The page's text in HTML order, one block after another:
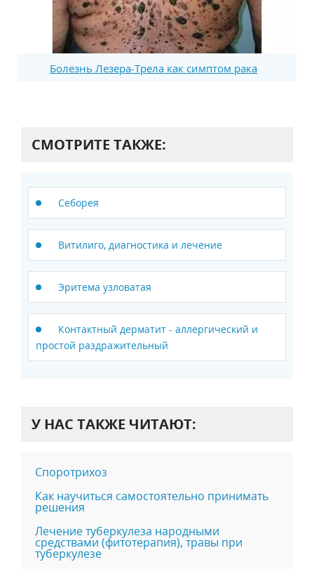
Болезнь Лезера-Трела как симптом рака
СМОТРИТЕ ТАКЖЕ:
Себорея
Витилиго, диагностика и лечение
Эритема узловатая
Контактный дерматит - аллергический и
простой раздражительный
У НАС ТАКЖЕ ЧИТАЮТ:
Споротрихоз
Как научиться самостоятельно принимать
решения
Лечение туберкулеза народными
средствами (фитотерапия), травы при
туберкулезе